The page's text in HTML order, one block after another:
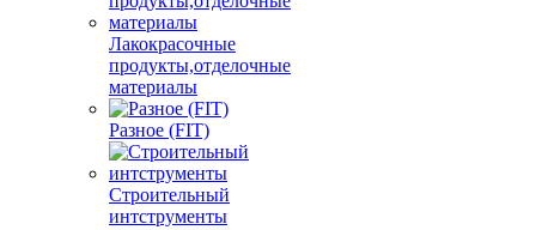
Лакокрасочные
продукты,отделочные
материалы
Разное (FIT)
Строительный
интструменты